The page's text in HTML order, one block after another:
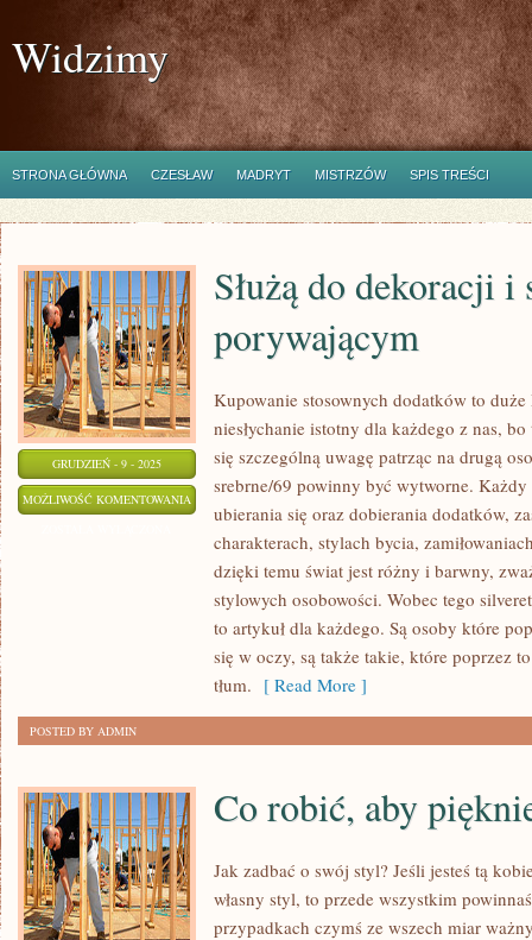
Widzimy
STRONA GŁÓWNA CZESŁAW MADRYT MISTRZÓW SPIS TREŚCI
GRUDZIEŃ - 9 - 2025
MOŻLIWOŚĆ KOMENTOWANIA
PORYWAJĄCYM
Służą do dekoracji i
porywającym
Kupowanie stosownych dodatków to
niesłychanie istotny dla każdego z nas,
się szczególną uwagę patrząc na drugą
srebrne/69 powinny być wytworne.
ubierania się oraz dobierania dodatków,
charakterach, stylach bycia,
dzięki temu świat jest różny i barwny,
stylowych osobowości. Wobec tego
to artykuł dla każdego. Są osoby które
się w oczy, są także takie, które poprzez
tłum. [ Read More ]
POSTED BY ADMIN
Co robić, aby
Jak zadbać o swój styl? Jeśli jesteś tą
własny styl, to przede wszystkim
przypadkach czymś ze wszech miar